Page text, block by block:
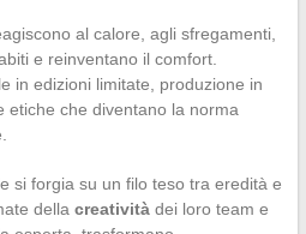
al calore, agli sfregamenti,
e reinventano il comfort.
in edizioni limitate, produzione in
etiche che diventano la norma
si forgia su un filo teso tra eredità e
della creativitàdei loro team e